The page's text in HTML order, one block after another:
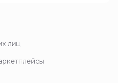
лиц